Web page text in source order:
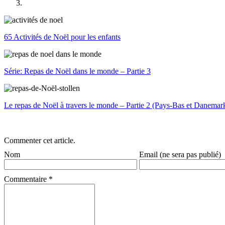
65 Activités de Noël pour les enfants
Série: Repas de Noël dans le monde – Partie 3
Le repas de Noël à travers le monde – Partie 2 (Pays-Bas et
Commenter cet article.
Nom
Email (ne sera pas publié)
Commentaire *